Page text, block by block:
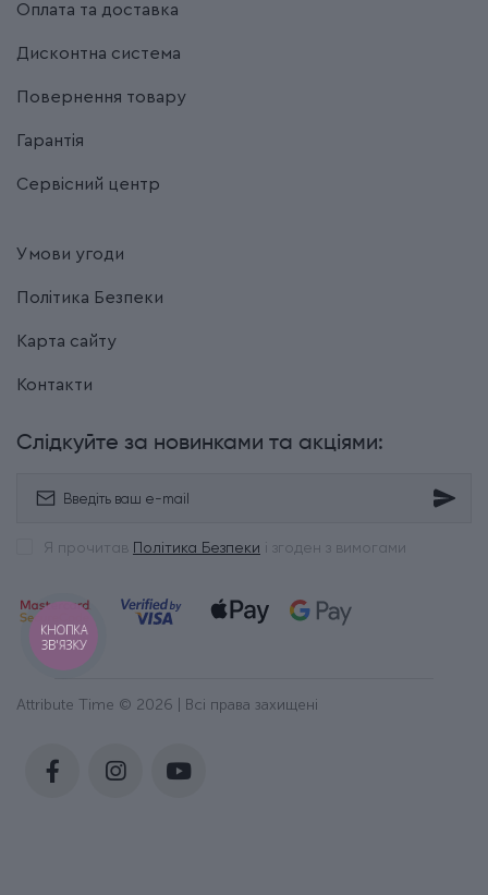
Оплата та доставка
Дисконтна система
Повернення товару
Гарантія
Сервісний центр
Умови угоди
Політика Безпеки
Карта сайту
Контакти
Слідкуйте за новинками та акціями:
Я прочитав Політика Безпеки і згоден з вимогами
Attribute Time © 2026 | Всі права захищені
КНОПКА
ЗВ'ЯЗКУ